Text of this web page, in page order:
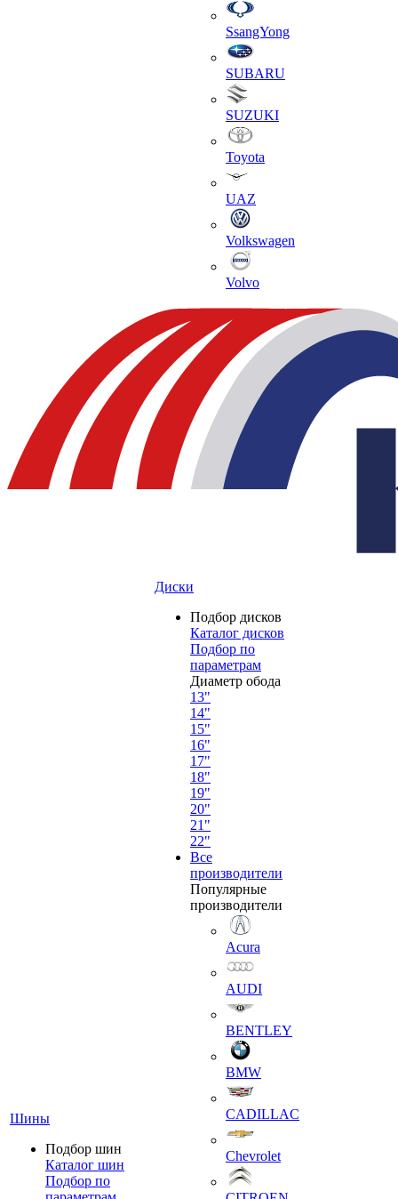
SsangYong
SUBARU
SUZUKI
Toyota
UAZ
Volkswagen
Volvo
Шины
Подбор шин
Каталог шин
Подбор по
Диски
Подбор дисков
Каталог дисков
Подбор по
параметрам
Диаметр обода
13"
14"
15"
16"
17"
18"
19"
20"
21"
22"
Все
производители
Популярные
производители
Acura
AUDI
BENTLEY
BMW
CADILLAC
Chevrolet